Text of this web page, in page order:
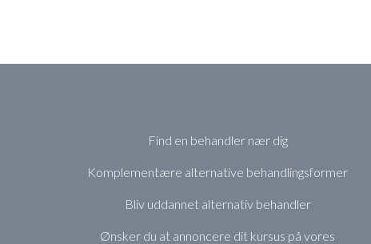
Find en behandler nær dig
Komplementære alternative behandlingsformer
Bliv uddannet alternativ behandler
Ønsker du at annoncere dit kursus på vores